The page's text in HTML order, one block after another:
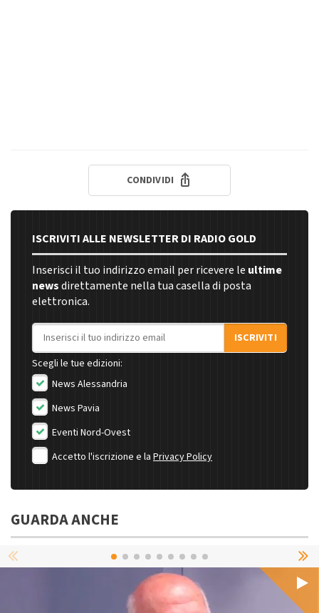
CONDIVIDI
ISCRIVITI ALLE NEWSLETTER DI RADIO GOLD
Inserisci il tuo indirizzo email per ricevere le ultime
newsdirettamente nella tua casella di posta
elettronica.
Indirizzo email
ISCRIVITI
Scegli le tue edizioni:
News Alessandria
News Pavia
Eventi Nord-Ovest
Accetto l'iscrizione e la Privacy Policy
GUARDA ANCHE